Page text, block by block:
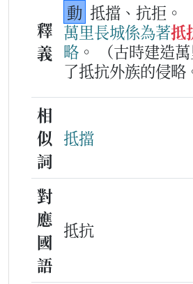
釋
義
動 抵擋、抗拒。
萬里長城係為著抵
略 。
（古時建造
了抵抗外族的侵略
相
似
詞
抵擋
對
應
國
語
抵抗